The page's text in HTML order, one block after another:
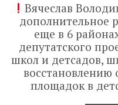
Вячеслав
дополнительное
еще в 6
депутатского
школ и детсадов,
площадок в